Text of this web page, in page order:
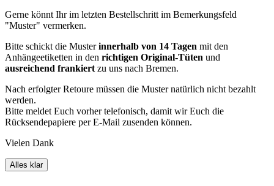
Gerne könnt Ihr im letzten Bestellschritt im Bemerkungsfeld
"Muster" vermerken.
Bitte schickt die Musterinnerhalb von 14 Tagen mit den
Anhängeetiketten in den richtigen Original-Tüten und
ausreichend frankiert zu uns nach Bremen.
Nach erfolgter Retoure müssen die Muster natürlich nicht bezahlt
werden.
Bitte meldet Euch vorher telefonisch, damit wir Euch die
Rücksendepapiere per E-Mail zusenden können.
Vielen Dank
Alles klar